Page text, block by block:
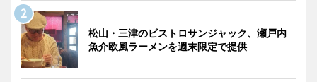
松山・三津のビストロサンジャック、瀬戸内
魚介欧風ラーメンを週末限定で提供